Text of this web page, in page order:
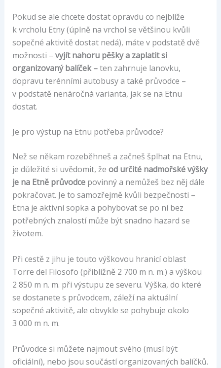
Pokud se ale chcete dostat opravdu co nejblíže
k vrcholu Etny (úplně na vrchol se většinou kvůli
sopečné aktivitě dostat nedá), máte v podstatě dvě
možnosti – vyjít nahoru pěšky a zaplatit si
organizovaný balíček –ten zahrnuje lanovku,
dopravu terénními autobusy a také průvodce –
v podstatě nenáročná varianta, jak se na Etnu
dostat.
Je pro výstup na Etnu potřeba průvodce?
Než se někam rozeběhneš a začneš šplhat na Etnu,
je důležité si uvědomit, že od určité nadmořské výšky
je na Etně průvodcepovinný a nemůžeš bez něj dále
pokračovat. Je to samozřejmě kvůli bezpečnosti –
Etna je aktivní sopka a pohybovat se po ní bez
potřebných znalostí může být snadno hazard se
životem.
Při cestě z jihu je touto výškovou hranicí oblast
Torre del Filosofo (přibližně 2 700 m n. m.) a výškou
2 850 m n. m. při výstupu ze severu. Výška, do které
se dostanete s průvodcem, záleží na aktuální
sopečné aktivitě, ale obvykle se pohybuje okolo
3 000 m n. m.
Průvodce si můžete najmout svého (musí být
oficiální), nebo jsou součástí organizovaných balíčků.